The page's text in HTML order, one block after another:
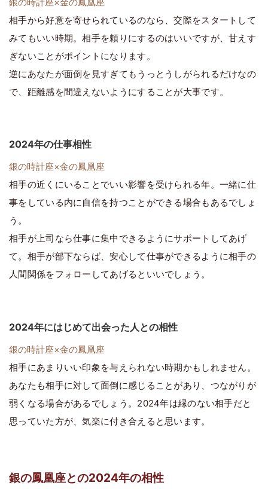
相手から好意を寄せられているのなら、交際をスタートして
みてもいい時期。相手を頼りにするのはいいですが、甘えす
ぎないことがポイントになります。
逆にあなたが面倒を見すぎてもうっとうしがられるだけなの
で、距離感を間違えないようにすることが大事です。
2024年の仕事相性
銀の時計座×金の鳳凰座
相手の近くにいることでいい影響を受けられる年。一緒に仕
事をしている内に自信を持つことができる場合もあるでしょ
う。
相手が上司なら仕事に集中できるようにサポートしてあげ
て。相手が部下ならば、安心して仕事ができるように相手の
人間関係をフォローしてあげるといいでしょう。
2024年にはじめて出会った人との相性
銀の時計座×金の鳳凰座
相手にあまりいい印象を与えられない時期かもしれません。
あなたも相手に対して面倒に感じることがあり、つながりが
弱くなる場合があるでしょう。2024年は縁のない相手だと
思っていた方が、気楽に付き合えると思います。
銀の鳳凰座との2024年の相性